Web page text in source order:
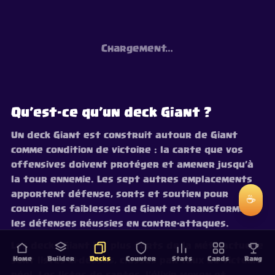
Chargement…
Qu’est-ce qu’un deck Giant ?
Un deck Giant est construit autour de Giant
comme condition de victoire : la carte que vos
offensives doivent protéger et amener jusqu’à
la tour ennemie. Les sept autres emplacements
apportent défense, sorts et soutien pour
couvrir les faiblesses de Giant et transformer
les défenses réussies en contre-attaques.
Les decks Giant les plus forts de la méta actuelle
sont listés ci-dessus, classés par taux de victoire
Home Builder Decks Counter Stats Cards Rang
☕